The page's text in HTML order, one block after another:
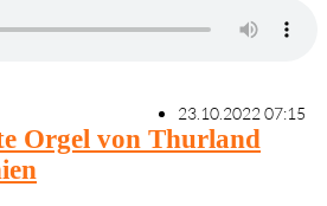
23.10.2022 07:15
Orgel von Thurland